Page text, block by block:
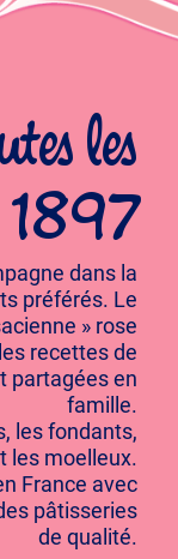
les
1897
dans la
préférés. Le
» rose
recettes de
partagées en
famille.
les fondants,
les moelleux.
France avec
pâtisseries
de qualité.